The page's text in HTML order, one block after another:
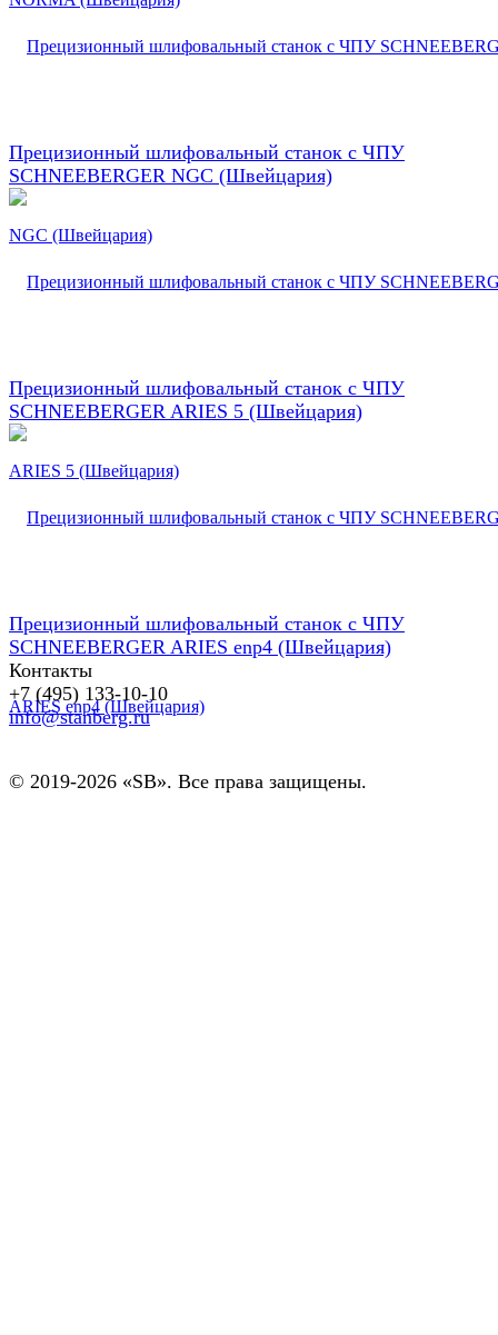
Прецизионный шлифовальный станок с ЧПУ
SCHNEEBERGER NGC (Швейцария)
Прецизионный шлифовальный станок с ЧПУ
SCHNEEBERGER ARIES 5 (Швейцария)
Прецизионный шлифовальный станок с ЧПУ
SCHNEEBERGER ARIES enp4 (Швейцария)
Контакты
+7 (495) 133-10-10
info@stanberg.ru
© 2019-2026 «SB». Все права защищены.